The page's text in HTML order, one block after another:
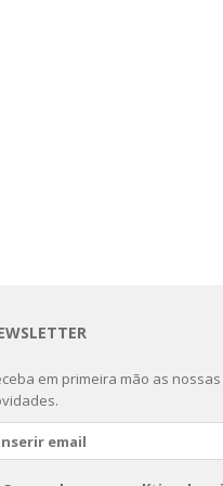
em primeira mão as